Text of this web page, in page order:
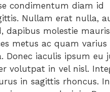
condimentum diam id
Nullam erat nulla,
dapibus molestie
metus ac quam varius
Donec iaculis ipsum eu
volutpat in vel nisl.
in sagittis rhoncus.